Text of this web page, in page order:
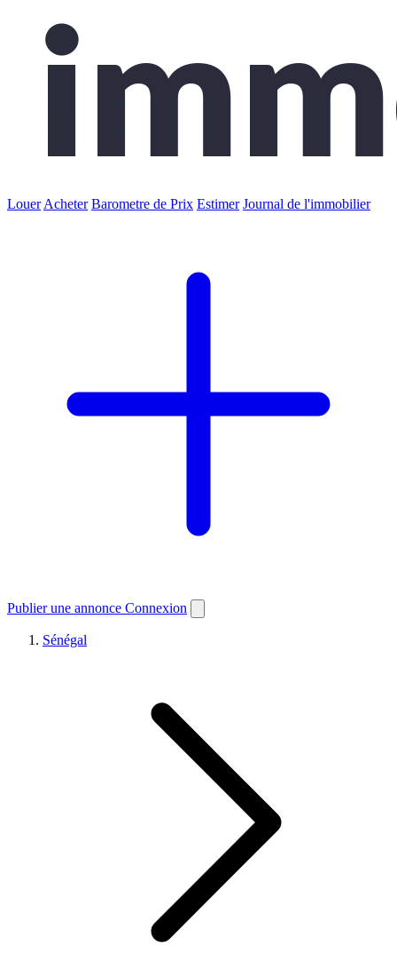
Louer Acheter Barometre de Prix Estimer Journal de l'immobilier
Publier une annonce Connexion
Sénégal